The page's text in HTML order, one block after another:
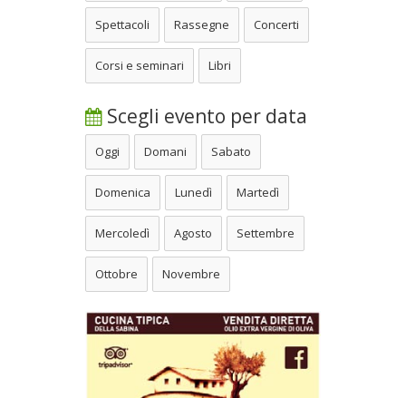
Spettacoli Rassegne Concerti
Corsi e seminari Libri
Scegli evento per data
Oggi Domani Sabato
Domenica Lunedì Martedì
Mercoledì Agosto Settembre
Ottobre Novembre